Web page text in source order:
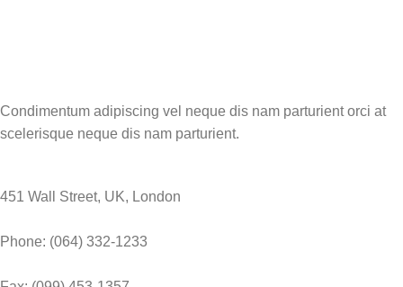
Condimentum adipiscing vel neque dis nam parturient orci at
scelerisque neque dis nam parturient.
451 Wall Street, UK, London
Phone: (064) 332-1233